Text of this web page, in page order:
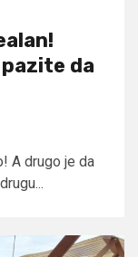
pazite da
A drugo je da